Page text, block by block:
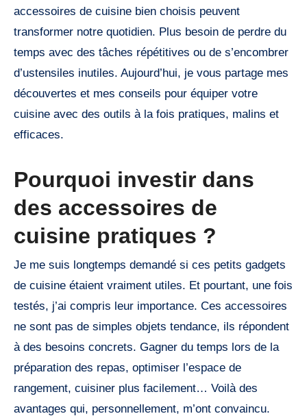
accessoires de cuisine bien choisis peuvent
transformer notre quotidien. Plus besoin de perdre du
temps avec des tâches répétitives ou de s’encombrer
d’ustensiles inutiles. Aujourd’hui, je vous partage mes
découvertes et mes conseils pour équiper votre
cuisine avec des outils à la fois pratiques, malins et
efficaces.
Pourquoi investir dans
des accessoires de
cuisine pratiques ?
Je me suis longtemps demandé si ces petits gadgets
de cuisine étaient vraiment utiles. Et pourtant, une fois
testés, j’ai compris leur importance. Ces accessoires
ne sont pas de simples objets tendance, ils répondent
à des besoins concrets. Gagner du temps lors de la
préparation des repas, optimiser l’espace de
rangement, cuisiner plus facilement… Voilà des
avantages qui, personnellement, m’ont convaincu.